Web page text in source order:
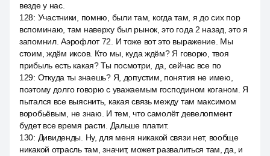
везде у нас.
128: Участники, помню, были там, когда там, я до сих пор
вспоминаю, там наверху был рынок, это года 2 назад, это я
запомнил. Аэрофлот 72. И тоже вот это выражение. Мы
стоим, ждём иксов. Кто мы, куда ждём? Я говорю, твоя
прибыль есть какая? Ты посмотри, да, сейчас все по
129: Откуда ты знаешь? Я, допустим, понятия не имею,
поэтому долго говорю с уважаемым господином коганом. Я
пытался все выяснить, какая связь между там максимом
воробьёвым, не знаю. И тем, что самолёт девелопмент
будет все время расти. Дальше платит.
130: Дивиденды. Ну, для меня никакой связи нет, вообще
никакой отрасль там, значит, может развалиться там, да, и